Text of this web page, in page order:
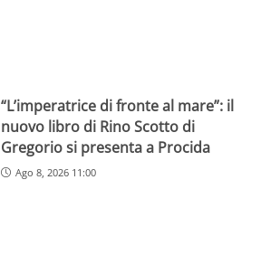
“L’imperatrice di fronte al mare”: il
nuovo libro di Rino Scotto di
Gregorio si presenta a Procida
Ago 8, 2026 11:00